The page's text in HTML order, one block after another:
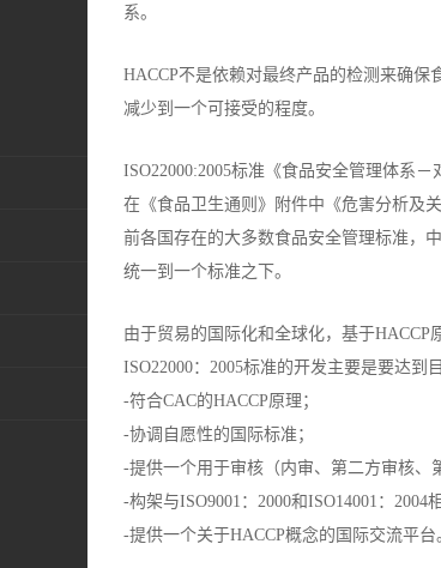
系。
HACCP不是依赖对最终产品的检测来确
减少到一个可接受的程度。
ISO22000:2005标准《食品安全管理体系
在《食品卫生通则》附件中《危害分析及
前各国存在的大多数食品安全管理标准，
统一到一个标准之下。
由于贸易的国际化和全球化，基于
ISO22000：2005标准的开发主要是要达到目
-符合CAC的HACCP原理；
-协调自愿性的国际标准；
-提供一个用于审核（内审、第二方审核、
-构架与ISO9001：2000和ISO14001：2004
-提供一个关于HACCP概念的国际交流平台